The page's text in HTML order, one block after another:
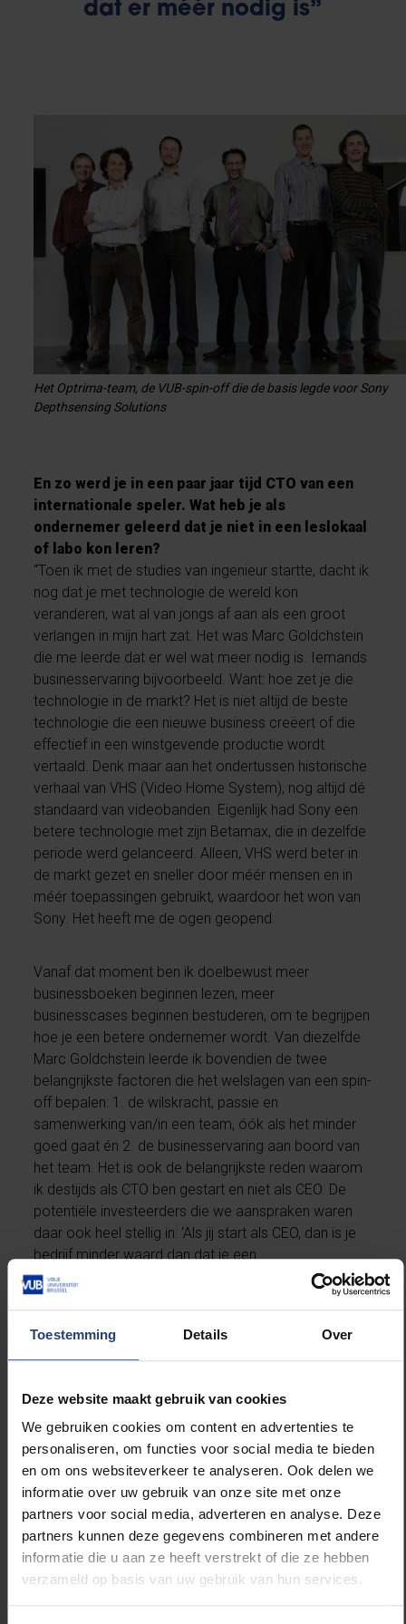
Toestemming Details Over
Deze website maakt gebruik van cookies
We gebruiken cookies om content en advertenties te
personaliseren, om functies voor social media te bieden
en om ons websiteverkeer te analyseren. Ook delen we
informatie over uw gebruik van onze site met onze
partners voor social media, adverteren en analyse. Deze
partners kunnen deze gegevens combineren met andere
informatie die u aan ze heeft verstrekt of die ze hebben
verzameld op basis van uw gebruik van hun services.
dat er méér nodig is”
En zo werd je in een paar jaar tijd CTO van een
internationale speler. Wat heb je als
ondernemer geleerd dat je niet in een leslokaal
of labo kon leren?
“Toen ik met de studies van ingenieur startte, dacht ik
nog dat je met technologie de wereld kon
veranderen, wat al van jongs af aan als een groot
verlangen in mijn hart zat. Het was Marc Goldchstein
die me leerde dat er wel wat meer nodig is. Iemands
businesservaring bijvoorbeeld. Want: hoe zet je die
technologie in de markt? Het is niet altijd de beste
technologie die een nieuwe business creëert of die
effectief in een winstgevende productie wordt
vertaald. Denk maar aan het ondertussen historische
verhaal van VHS (Video Home System), nog altijd dé
standaard van videobanden. Eigenlijk had Sony een
betere technologie met zijn Betamax, die in dezelfde
periode werd gelanceerd. Alleen, VHS werd beter in
de markt gezet en sneller door méér mensen en in
méér toepassingen gebruikt, waardoor het won van
Sony. Het heeft me de ogen geopend.
Het Optrima-team, de VUB-spin-off die de basis legde voor Sony
Depthsensing Solutions
Vanaf dat moment ben ik doelbewust meer
businessboeken beginnen lezen, meer
businesscases beginnen bestuderen, om te begrijpen
hoe je een betere ondernemer wordt. Van diezelfde
Marc Goldchstein leerde ik bovendien de twee
belangrijkste factoren die het welslagen van een spin-
off bepalen: 1. de wilskracht, passie en
samenwerking van/in een team, óók als het minder
goed gaat én 2. de businesservaring aan boord van
het team. Het is ook de belangrijkste reden waarom
ik destijds als CTO ben gestart en niet als CEO. De
potentiële investeerders die we aanspraken waren
daar ook heel stellig in: ‘Als jij start als CEO, dan is je
bedrijf minder waard dan dat je een
ervaringsdeskundige aan het roer zet, die al wat
beginnersfouten gemaakt heeft.’”
Wat betekende het voor jou toen SoftKinetic
“Ons verhaal werd zo groot, dat een verhuis naar
Silicon Valley de logische
wat moeilijk, niet iedereen in het kernteam was
gemotiveerd om naar Amerika te verhuizen. Tegelijk
beseften we dat, als we de wereld echt wilden
veranderen, een multinational hier zijn schouders mee
moest onderzetten. Sony leek toen de perfecte
kandidaat, omdat hun visie totaal overeenstemde
met de onze. Gevolg: in 2015 nam Sony Softkinetic
over, en in 2017 werd Sony Depthsensing Solutions